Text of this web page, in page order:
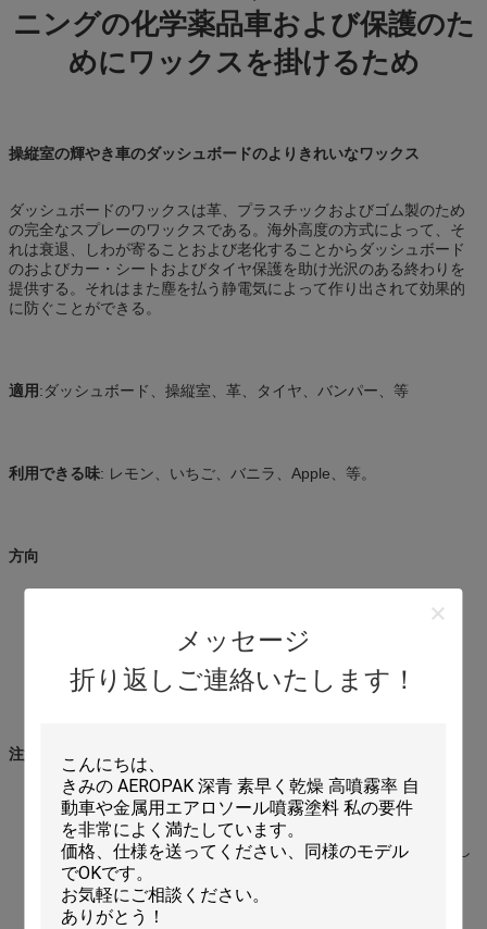
メッセージ
折り返しご連絡いたします！
ニングの化学薬品車および保護のた
めにワックスを掛けるため
操縦室の輝やき車のダッシュボードのよりきれいなワックス
ダッシュボードのワックスは革、プラスチックおよびゴム製のため
の完全なスプレーのワックスである。海外高度の方式によって、そ
れは衰退、しわが寄ることおよび老化することからダッシュボード
のおよびカー・シートおよびタイヤ保護を助け光沢のある終わりを
提供する。それはまた塵を払う静電気によって作り出されて効果的
に防ぐことができる。
適用:ダッシュボード、操縦室、革、タイヤ、バンパー、等
利用できる味: レモン、いちご、バニラ、Apple、等。
方向
缶の使用をよりかなり前に揺すりなさい。
吹きかかるべき表面からの缶15-20 cmを握りなさい。
、穏やかに光沢きれいで、柔らかい、乾燥した布との噴霧の後。
注意
点火の熱、炎、火花および他のもとから保ちなさい。
涼しい、乾燥した場所（45°C）の店;直接日光を避けなさい。
、穴をあけるために激しく打たなければ、または缶を焼却処分し
てはいけない。
子供の届かない保ちなさい。